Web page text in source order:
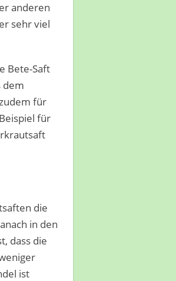
anderen
sehr viel
Bete-Saft
dem
für
für
die
in den
dass die
ist